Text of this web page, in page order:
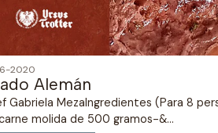
2020
Alemán
Gabriela MezaIngredientes (Para 8
molida de 500 gramos-&...